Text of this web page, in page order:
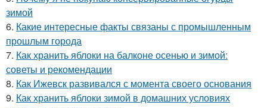
зимой
6. Какие интересные факты связаны с промышленным
прошлым города
7. Как хранить яблоки на балконе осенью и зимой:
советы и рекомендации
8. Как Ижевск развивался с момента своего основания
9. Как хранить яблоки зимой в домашних условиях